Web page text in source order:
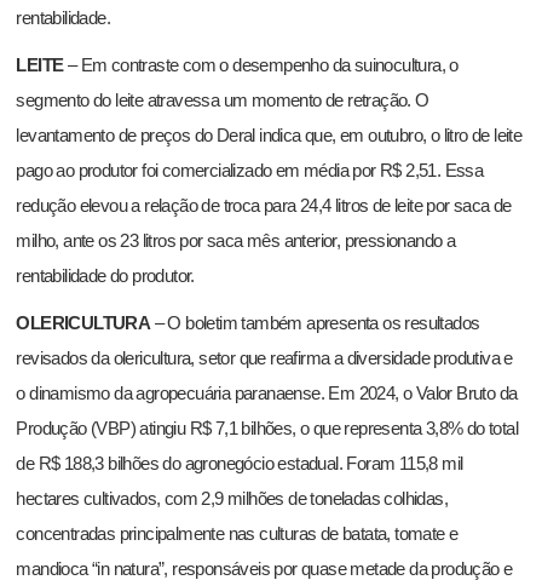
rentabilidade.
LEITE– Em contraste com o desempenho da suinocultura, o
segmento do leite atravessa um momento de retração. O
levantamento de preços do Deral indica que, em outubro, o litro de leite
pago ao produtor foi comercializado em média por R$ 2,51. Essa
redução elevou a relação de troca para 24,4 litros de leite por saca de
milho, ante os 23 litros por saca mês anterior, pressionando a
rentabilidade do produtor.
OLERICULTURA – O boletim também apresenta os resultados
revisados da olericultura, setor que reafirma a diversidade produtiva e
o dinamismo da agropecuária paranaense. Em 2024, o Valor Bruto da
Produção (VBP) atingiu R$ 7,1 bilhões, o que representa 3,8% do total
de R$ 188,3 bilhões do agronegócio estadual. Foram 115,8 mil
hectares cultivados, com 2,9 milhões de toneladas colhidas,
concentradas principalmente nas culturas de batata, tomate e
mandioca “in natura”, responsáveis por quase metade da produção e